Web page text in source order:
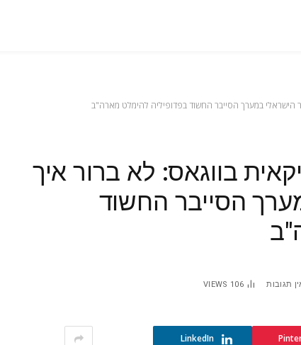
הישראלי במערך הסייבר החשוד בפדופיליה להימלט מארה"ב
בווגאס: לא ברור איך
הסייבר החשוד
תגובות 106
VIEWS
LinkedIn